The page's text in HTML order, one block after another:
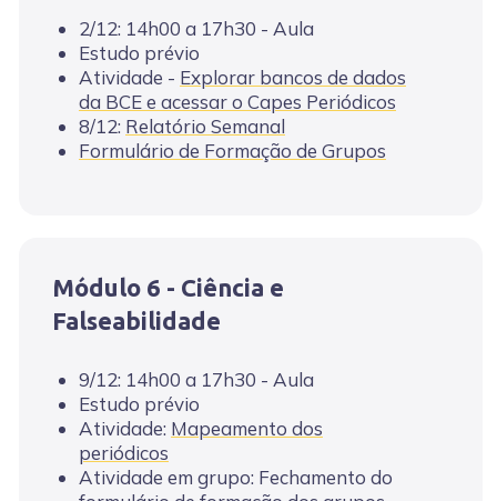
2/12: 14h00 a 17h30 - Aula
Estudo prévio
Atividade - Explorar bancos de dados
da BCE e acessar o Capes Periódicos
8/12: Relatório Semanal
Formulário de Formação de Grupos
Módulo 6 - Ciência e
Falseabilidade
9/12: 14h00 a 17h30 - Aula
Estudo prévio
Atividade: Mapeamento dos
periódicos
Atividade em grupo: Fechamento do